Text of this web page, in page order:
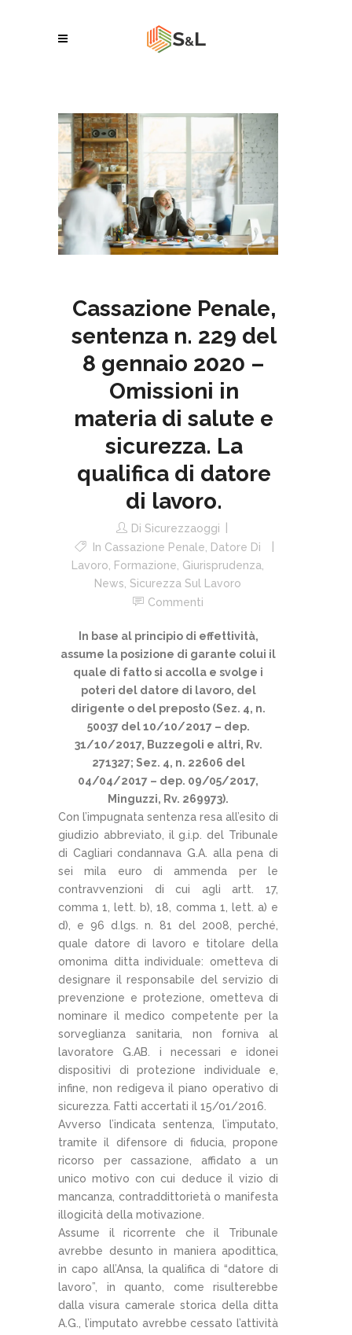
Cassazione Penale,
sentenza n. 229 del
8 gennaio 2020 –
Omissioni in
materia di salute e
sicurezza. La
qualifica di datore
di lavoro.
Di Sicurezzaoggi
In Cassazione Penale
Datore Di
Lavoro
Formazione Giurisprudenza
News Sicurezza Sul Lavoro
Commenti
In base al principio di effettività,
assume la posizione di garante colui il
quale di fatto si accolla e svolge i
poteri del datore di lavoro, del
dirigente o del preposto (Sez. 4, n.
50037 del 10/10/2017 – dep.
31/10/2017, Buzzegoli e altri, Rv.
271327; Sez. 4, n. 22606 del
04/04/2017 – dep. 09/05/2017,
Minguzzi, Rv. 269973).
Con l’impugnata sentenza resa all’esito di
giudizio abbreviato, il g.i.p. del Tribunale
di Cagliari condannava G.A. alla pena di
sei mila euro di ammenda per le
contravvenzioni di cui agli artt. 17,
comma 1, lett. b), 18, comma 1, lett. a) e
d), e 96 d.lgs. n. 81 del 2008, perché,
quale datore di lavoro e titolare della
omonima ditta individuale: ometteva di
designare il responsabile del servizio di
prevenzione e protezione, ometteva di
nominare il medico competente per la
sorveglianza sanitaria, non forniva al
lavoratore G.AB. i necessari e idonei
dispositivi di protezione individuale e,
infine, non redigeva il piano operativo di
sicurezza. Fatti accertati il 15/01/2016.
Avverso l’indicata sentenza, l’imputato,
tramite il difensore di fiducia, propone
ricorso per cassazione, affidato a un
unico motivo con cui deduce il vizio di
mancanza, contraddittorietà o manifesta
illogicità della motivazione.
Assume il ricorrente che il Tribunale
avrebbe desunto in maniera apodittica,
in capo all’Ansa, la qualifica di “datore di
lavoro”, in quanto, come risulterebbe
dalla visura camerale storica della ditta
A.G., l’imputato avrebbe cessato l’attività